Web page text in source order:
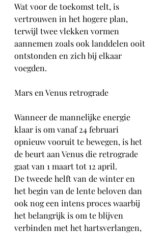
Wat voor de toekomst telt, is
vertrouwen in het hogere plan,
terwijl twee vlekken vormen
aannemen zoals ook landdelen ooit
ontstonden en zich bij elkaar
voegden.
Mars en Venus retrograde
Wanneer de mannelijke energie
klaar is om vanaf 24 februari
opnieuw vooruit te bewegen, is het
de beurt aan Venus die retrograde
gaat van 1 maart tot 12 april.
De tweede helft van de winter en
het begin van de lente beloven dan
ook nog een intens proces waarbij
het belangrijk is om te blijven
verbinden met het hartsverlangen,